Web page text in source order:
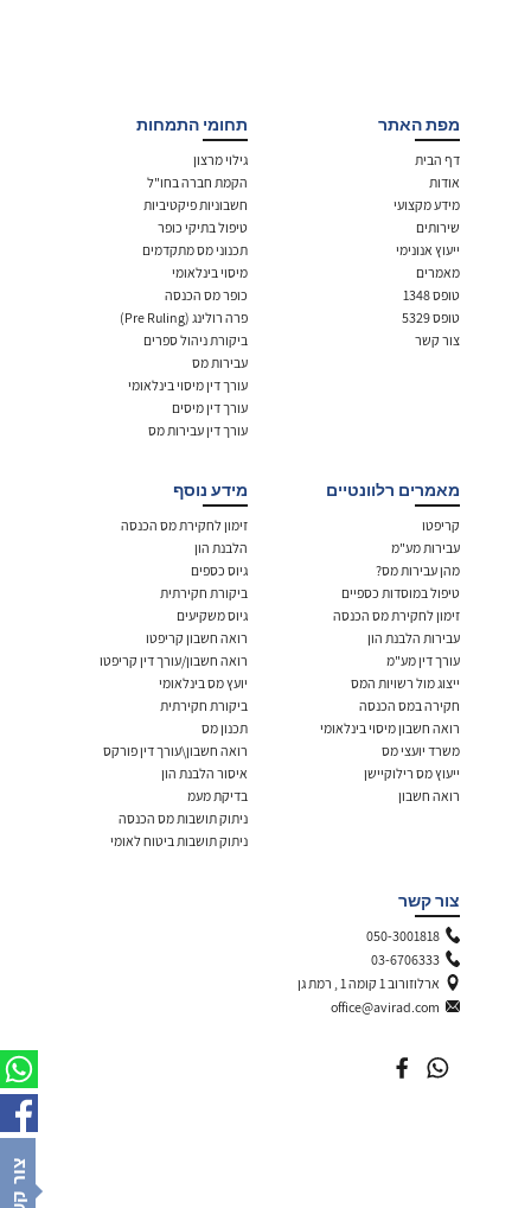
צור קשר
מפת האתר
דף הבית
אודות
מידע מקצועי
שירותים
ייעוץ אנונימי
מאמרים
טופס 1348
טופס 5329
צור קשר
תחומי התמחות
גילוי מרצון
הקמת חברה בחו"ל
חשבוניות פיקטיביות
טיפול בתיקי כופר
תכנוני מס מתקדמים
מיסוי בינלאומי
כופר מס הכנסה
פרה רולינג (Pre Ruling)
ביקורת ניהול ספרים
עבירות מס
עורך דין מיסוי בינלאומי
עורך דין מיסים
עורך דין עבירות מס
מאמרים רלוונטיים
קריפטו
עבירות מע"מ
מהן עבירות מס?
טיפול במוסדות כספיים
זימון לחקירת מס הכנסה
עבירות הלבנת הון
עורך דין מע"מ
ייצוג מול רשויות המס
חקירה במס הכנסה
רואה חשבון מיסוי בינלאומי
משרד יועצי מס
ייעוץ מס רילוקיישן
רואה חשבון
מידע נוסף
זימון לחקירת מס הכנסה
הלבנת הון
גיוס כספים
ביקורת חקירתית
גיוס משקיעים
רואה חשבון קריפטו
רואה חשבון/עורך דין קריפטו
יועץ מס בינלאומי
ביקורת חקירתית
תכנון מס
רואה חשבון\עורך דין פורקס
איסור הלבנת הון
בדיקת מעמ
ניתוק תושבות מס הכנסה
ניתוק תושבות ביטוח לאומי
צור קשר
050-3001818
03-6706333
ארלוזורוב 1 קומה 1 , רמת גן
office@avirad.com